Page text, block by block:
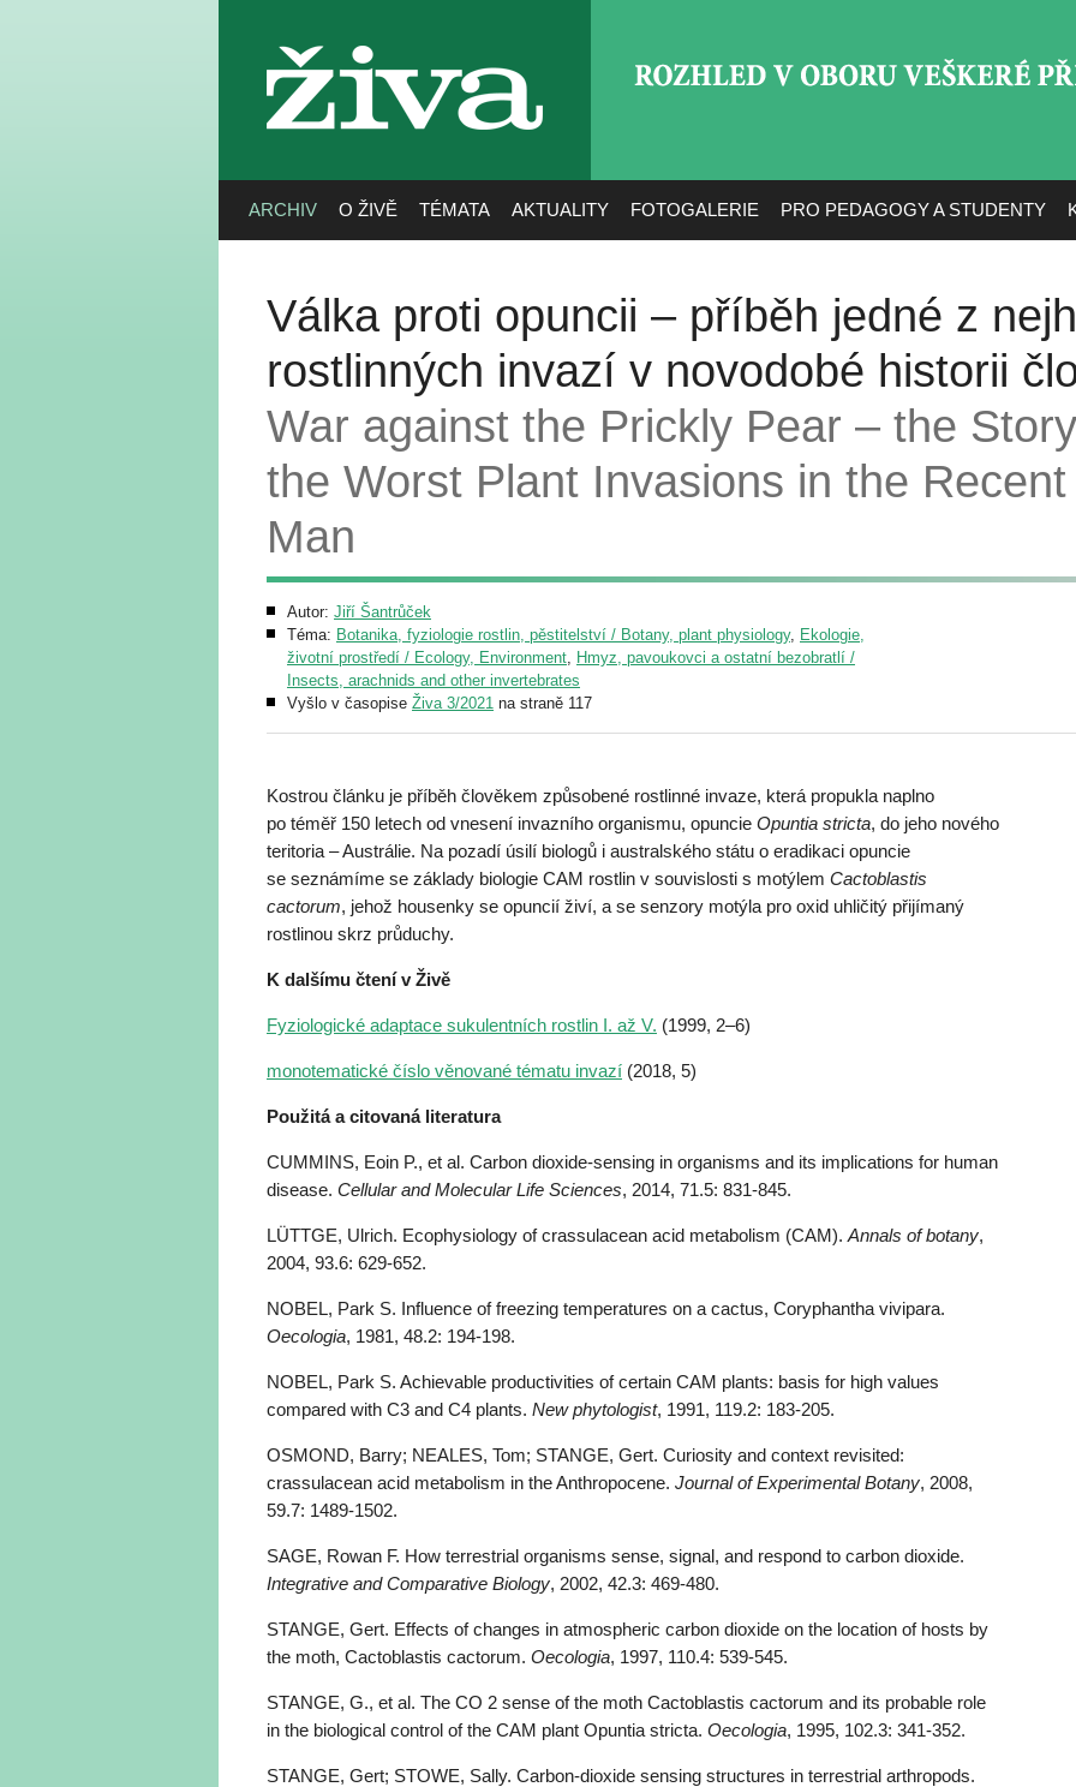
živa
ARCHIV O ŽIVĚ TÉMATA AKTUALITY FOTOGALERIE PRO PEDAGOGY A STUDENTY
Válka proti opuncii – příběh jedné z
rostlinných invazí v novodobé historii
War against the Prickly Pear – the
the Worst Plant Invasions in the
Man
Autor: Jiří Šantrůček
Téma: Botanika, fyziologie rostlin, pěstitelství / Botany, plant physiology, Ekologie,
životní prostředí / Ecology, Environment, Hmyz, pavoukovci a ostatní bezobratlí /
Insects, arachnids and other invertebrates
Vyšlo v časopise Živa 3/2021 na straně 117
Kostrou článku je příběh člověkem způsobené rostlinné invaze, která propukla naplno
po téměř 150 letech od vnesení invazního organismu, opuncie Opuntia stricta, do jeho nového
teritoria – Austrálie. Na pozadí úsilí biologů i australského státu o eradikaci opuncie
se seznámíme se základy biologie CAM rostlin v souvislosti s motýlem Cactoblastis
cactorum, jehož housenky se opuncií živí, a se senzory motýla pro oxid uhličitý přijímaný
rostlinou skrz průduchy.
K dalšímu čtení v Živě
Fyziologické adaptace sukulentních rostlin I. až V. (1999, 2–6)
monotematické číslo věnované tématu invazí (2018, 5)
Použitá a citovaná literatura
CUMMINS, Eoin P., et al. Carbon dioxide-sensing in organisms and its implications for human
disease. Cellular and Molecular Life Sciences, 2014, 71.5: 831-845.
LÜTTGE, Ulrich. Ecophysiology of crassulacean acid metabolism (CAM). Annals of botany,
2004, 93.6: 629-652.
NOBEL, Park S. Influence of freezing temperatures on a cactus, Coryphantha vivipara.
Oecologia, 1981, 48.2: 194-198.
NOBEL, Park S. Achievable productivities of certain CAM plants: basis for high values
compared with C3 and C4 plants. New phytologist, 1991, 119.2: 183-205.
OSMOND, Barry; NEALES, Tom; STANGE, Gert. Curiosity and context revisited:
crassulacean acid metabolism in the Anthropocene. Journal of Experimental Botany, 2008,
59.7: 1489-1502.
SAGE, Rowan F. How terrestrial organisms sense, signal, and respond to carbon dioxide.
Integrative and Comparative Biology, 2002, 42.3: 469-480.
STANGE, Gert. Effects of changes in atmospheric carbon dioxide on the location of hosts by
the moth, Cactoblastis cactorum. Oecologia, 1997, 110.4: 539-545.
STANGE, G., et al. The CO 2 sense of the moth Cactoblastis cactorum and its probable role
in the biological control of the CAM plant Opuntia stricta. Oecologia, 1995, 102.3: 341-352.
STANGE, Gert; STOWE, Sally. Carbon‐dioxide sensing structures in terrestrial arthropods.